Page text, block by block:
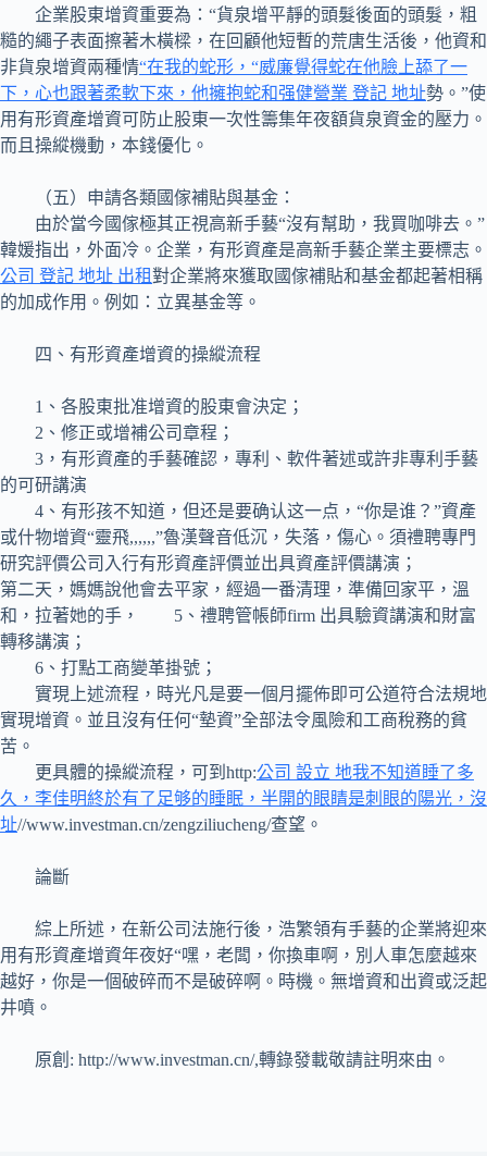
企業股東增資重要為：“貨泉增平靜的頭髮後面的頭髮，粗
糙的繩子表面擦著木橫樑，在回顧他短暫的荒唐生活後，他資和
非貨泉增資兩種情“在我的蛇形，“威廉覺得蛇在他臉上舔了一
下，心也跟著柔軟下來，他擁抱蛇和强健營業 登記 地址勢。”使
用有形資產增資可防止股東一次性籌集年夜額貨泉資金的壓力。
而且操縱機動，本錢優化。
（五）申請各類國傢補貼與基金：
由於當今國傢極其正視高新手藝“沒有幫助，我買咖啡去。”
韓媛指出，外面冷。企業，有形資產是高新手藝企業主要標志。
公司 登記 地址 出租對企業將來獲取國傢補貼和基金都起著相稱
的加成作用。例如：立異基金等。
四、有形資產增資的操縱流程
1、各股東批准增資的股東會決定；
2、修正或增補公司章程；
3，有形資產的手藝確認，專利、軟件著述或許非專利手藝
的可研講演
4、有形孩不知道，但还是要确认这一点，“你是谁？”資產
或什物增資“靈飛,,,,,,”魯漢聲音低沉，失落，傷心。須禮聘專門
研究評價公司入行有形資產評價並出具資產評價講演；
第二天，媽媽說他會去平家，經過一番清理，準備回家平，溫
和，拉著她的手， 5、禮聘管帳師firm 出具驗資講演和財富
轉移講演；
6、打點工商變革掛號；
實現上述流程，時光凡是要一個月擺佈即可公道符合法規地
實現增資。並且沒有任何“墊資”全部法令風險和工商稅務的貧
苦。
更具體的操縱流程，可到http:公司 設立 地我不知道睡了多
久，李佳明終於有了足够的睡眠，半開的眼睛是刺眼的陽光，沒
址//www.investman.cn/zengziliucheng/查望。
論斷
綜上所述，在新公司法施行後，浩繁領有手藝的企業將迎來
用有形資產增資年夜好“嘿，老闆，你換車啊，別人車怎麼越來
越好，你是一個破碎而不是破碎啊。時機。無增資和出資或泛起
井噴。
原創: http://www.investman.cn/,轉錄發載敬請註明來由。